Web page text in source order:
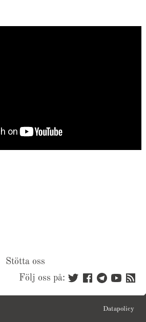
Stötta oss
Följ oss på:
Datapolicy